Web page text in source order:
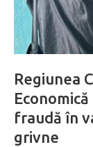
Regiunea
fraudă în
grivne